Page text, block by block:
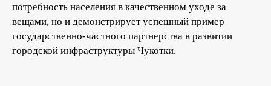
потребность населения в качественном уходе за
вещами, но и демонстрирует успешный пример
государственно-частного партнерства в развитии
городской инфраструктуры Чукотки.